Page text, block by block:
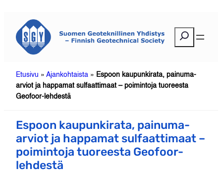
sisältöön
Etusivu » Ajankohtaista » Espoon kaupunkirata, painuma-
arviot ja happamat sulfaattimaat – poimintoja tuoreesta
Geofoor-lehdestä
Espoon kaupunkirata, painuma-
arviot ja happamat sulfaattimaat –
poimintoja tuoreesta Geofoor-
lehdestä